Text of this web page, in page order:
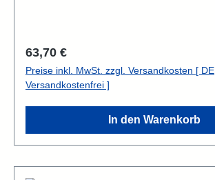
Regulärer Preis:
63,70 €
Preise inkl. MwSt. zzgl. Versandkosten [ DE
Versandkostenfrei ]
In den Warenkorb